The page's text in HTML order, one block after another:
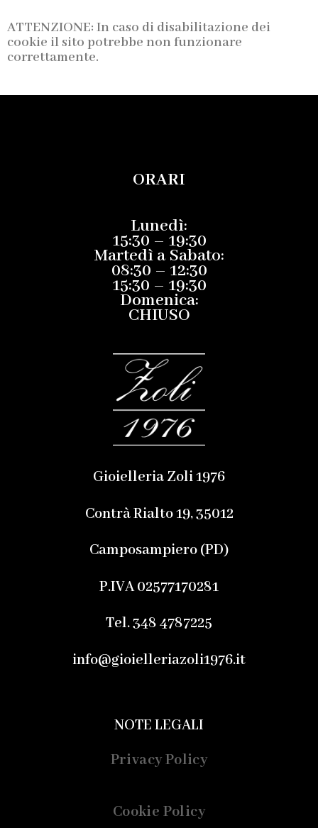
ATTENZIONE: In caso di disabilitazione dei
cookie il sito potrebbe non funzionare
correttamente.
ORARI
Lunedì:
15:30 – 19:30
Martedì a Sabato:
08:30 – 12:30
15:30 – 19:30
Domenica:
CHIUSO
Gioielleria Zoli 1976
Contrà Rialto 19, 35012
Camposampiero (PD)
P.IVA 02577170281
Tel. 348 4787225
info@gioielleriazoli1976.it
NOTE LEGALI
Privacy Policy
Cookie Policy